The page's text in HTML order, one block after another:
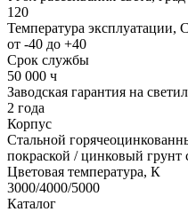
120
Температура эксплуатации, C
от -40 до +40
Срок службы
50 000 ч
Заводская гарантия на
2 года
Корпус
Стальной
покраской / цинковый грунт
Цветовая температура, К
3000/4000/5000
Каталог